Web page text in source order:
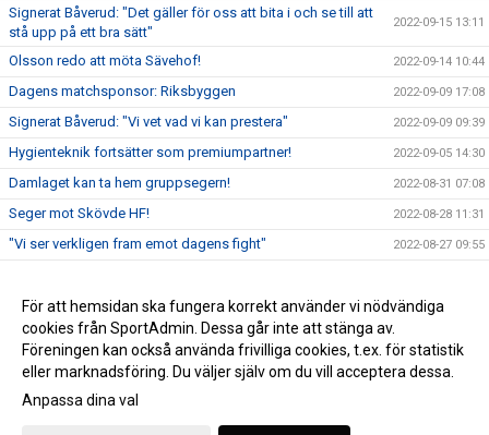
Signerat Båverud: "Det gäller för oss att bita i och se till att
stå upp på ett bra sätt"
2022-09-15 13:11
Olsson redo att möta Sävehof! 2022-09-14 10:44
Dagens matchsponsor: Riksbyggen 2022-09-09 17:08
Signerat Båverud: "Vi vet vad vi kan prestera" 2022-09-09 09:39
Hygienteknik fortsätter som premiumpartner! 2022-09-05 14:30
Damlaget kan ta hem gruppsegern! 2022-08-31 07:08
Seger mot Skövde HF! 2022-08-28 11:31
"Vi ser verkligen fram emot dagens fight" 2022-08-27 09:55
Damlaget spelar Annliz Cup! 2022-08-11 15:10
Lisa Palmqvist klar för VästeråsIrsta HF! 2022-06-27 14:48
Gå till Webbversion
För att hemsidan ska fungera korrekt använder vi nödvändiga
cookies från SportAdmin. Dessa går inte att stänga av.
Föreningen kan också använda frivilliga cookies, t.ex. för statistik
eller marknadsföring. Du väljer själv om du vill acceptera dessa.
Anpassa dina val